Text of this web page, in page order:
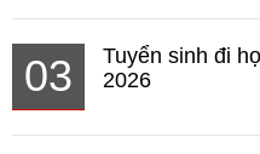
03
Tuyển sinh đi
2026